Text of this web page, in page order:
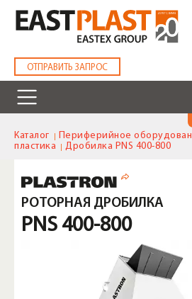
основному
ОТПРАВИТЬ ЗАПРОС
Каталог Периферийное
пластика
Дробилка PNS 400-800
РОТОРНАЯ ДРОБИЛКА
PNS 400-800